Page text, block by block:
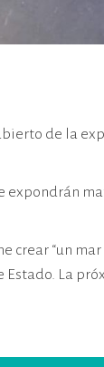
de la
expondrán
crear “un
La